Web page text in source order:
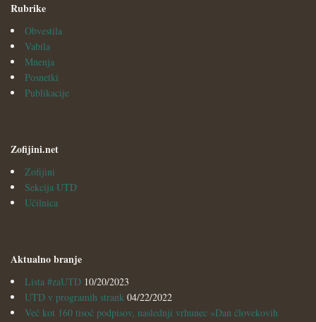
Rubrike
Obvestila
Vabila
Mnenja
Posnetki
Publikacije
Zofijini.net
Zofijini
Sekcija UTD
Učilnica
Aktualno branje
Lista #zaUTD 10/20/2023
UTD v programih strank 04/22/2022
Več kot 160 tisoč podpisov, naslednji vrhunec »Dan človekovih